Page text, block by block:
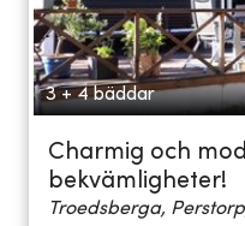
3 + 4 bäddar
Charmig och
bekvämligheter!
Troedsberga,